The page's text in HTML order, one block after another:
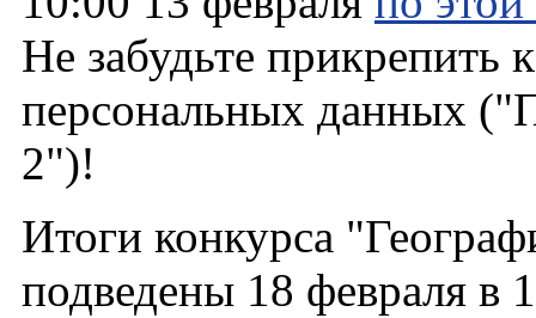
Не забудьте прикрепить
персональных данных
2")!
Итоги конкурса
подведены 18 февраля в